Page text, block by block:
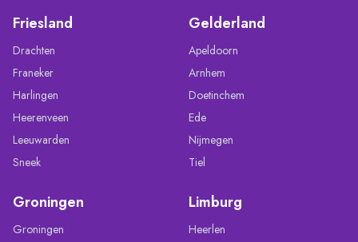
Friesland
Drachten
Franeker
Harlingen
Heerenveen
Leeuwarden
Sneek
Gelderland
Apeldoorn
Arnhem
Doetinchem
Ede
Nijmegen
Tiel
Groningen
Groningen
Limburg
Heerlen